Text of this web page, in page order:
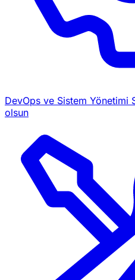
DevOps ve Sistem Yönetimi
olsun